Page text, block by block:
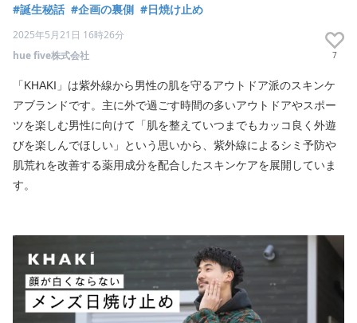
#誕生秘話 #企画の裏側 #日焼け止め
2025年5月21日 16時26分
hue five株式会社
7
「KHAKI」は紫外線から男性の肌を守るアウトドア派のスキンケ
アブランドです。主に外で過ごす時間の多いアウトドアやスポー
ツを楽しむ男性に向けて「肌を整えていつまでもカッコ良く外遊
びを楽しんでほしい」という思いから、紫外線によるシミ予防や
肌荒れを改善する薬用成分を配合したスキンケアを展開していま
す。